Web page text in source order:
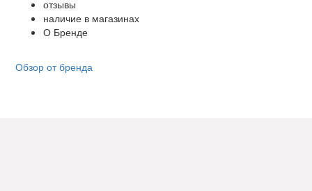
отзывы
наличие в магазинах
О Бренде
Обзор от бренда